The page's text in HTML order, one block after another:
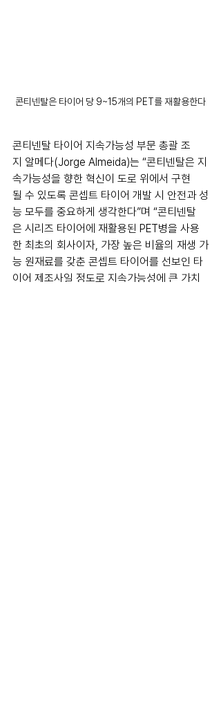
콘티넨탈은 타이어 당 9~15개의 PET를 재활용한다
콘티넨탈 타이어 지속가능성 부문 총괄 조
지 알메다(Jorge Almeida)는 “콘티넨탈은 지
속가능성을 향한 혁신이 도로 위에서 구현
될 수 있도록 콘셉트 타이어 개발 시 안전과 성
능 모두를 중요하게 생각한다”며 “콘티넨탈
은 시리즈 타이어에 재활용된 PET병을 사용
한 최초의 회사이자, 가장 높은 비율의 재생 가
능 원재료를 갖춘 콘셉트 타이어를 선보인 타
이어 제조사일 정도로 지속가능성에 큰 가치